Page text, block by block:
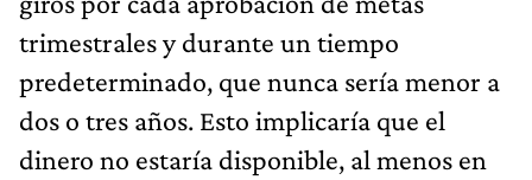
trimestrales y durante un tiempo
predeterminado, que nunca sería menor a
dos o tres años. Esto implicaría que el
dinero no estaría disponible, al menos en